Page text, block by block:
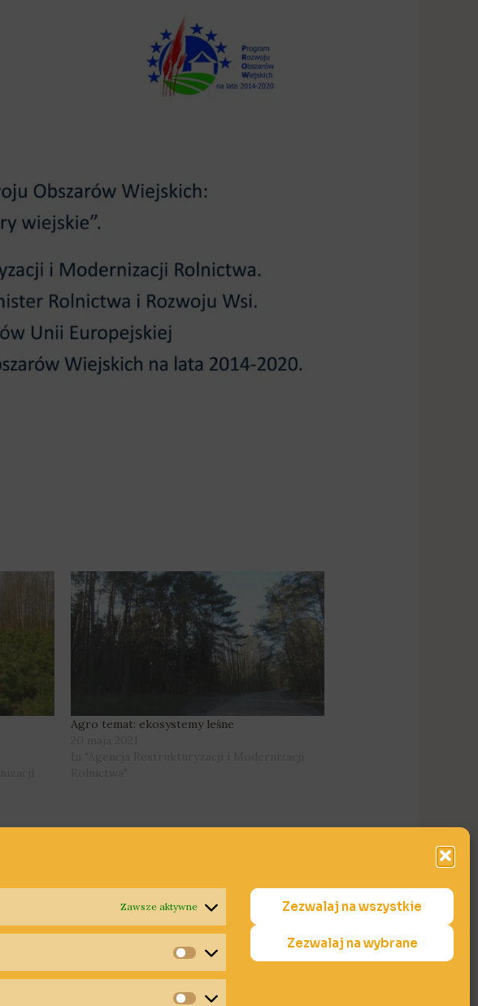
Zawsze aktywne
Statystyki
Zezwalaj na wszystkie
Zezwalaj na wybrane
Agro temat: ekosystemy leśne
Następny Wpis